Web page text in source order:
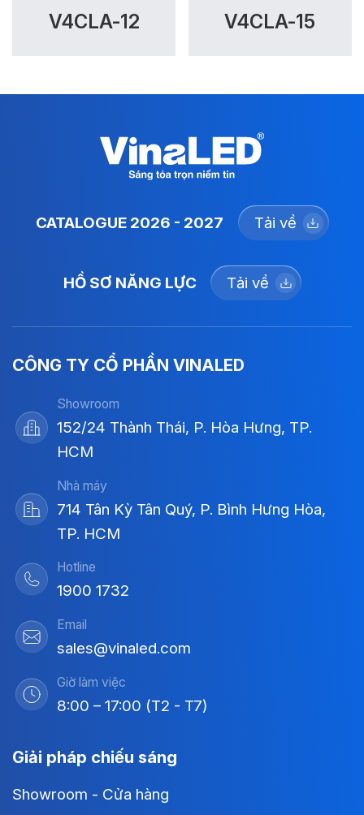
V4CLA-12 V4CLA-15
CATALOGUE 2026 - 2027 Tải về
HỒ SƠ NĂNG LỰC Tải về
CÔNG TY CỔ PHẦN VINALED
Showroom
152/24 Thành Thái, P. Hòa Hưng, TP.
HCM
Nhà máy
714 Tân Kỳ Tân Quý, P. Bình Hưng Hòa,
TP. HCM
Hotline
1900 1732
Email
sales@vinaled.com
Giờ làm việc
8:00 – 17:00 (T2 - T7)
Giải pháp chiếu sáng
Showroom - Cửa hàng